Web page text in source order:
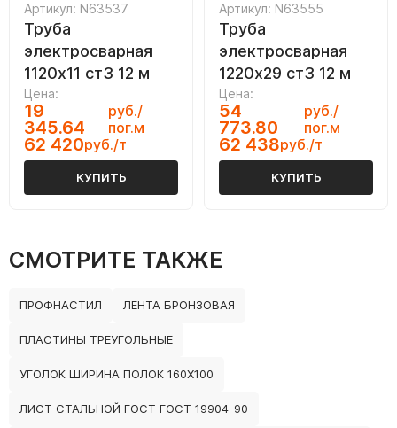
Артикул: N63537
Труба
электросварная
1120х11 ст3 12 м
Цена:
19
345.64
руб./
пог.м
62 420руб./т
КУПИТЬ
Артикул: N63555
Труба
электросварная
1220х29 ст3 12 м
Цена:
54
773.80
руб./
пог.м
62 438руб./т
КУПИТЬ
СМОТРИТЕ ТАКЖЕ
ПРОФНАСТИЛ ЛЕНТА БРОНЗОВАЯ
ПЛАСТИНЫ ТРЕУГОЛЬНЫЕ
УГОЛОК ШИРИНА ПОЛОК 160Х100
ЛИСТ СТАЛЬНОЙ ГОСТ ГОСТ 19904-90